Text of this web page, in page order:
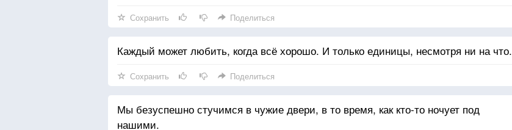
Сохранить Поделиться
Каждый может любить, когда всё хорошо. И только единицы, несмотря ни на что.
Сохранить Поделиться
Мы безуспешно стучимся в чужие двери, в то время, как кто-то ночует под
нашими.